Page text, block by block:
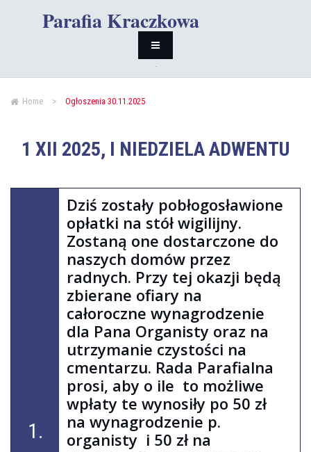
Parafia Kraczkowa
Home > Ogłoszenia 30.11.2025
1 XII 2025, I NIEDZIELA ADWENTU
1.
Dziś zostały pobłogosławione
opłatki na stół wigilijny.
Zostaną one dostarczone do
naszych domów przez
radnych. Przy tej okazji będą
zbierane ofiary na
całoroczne wynagrodzenie
dla Pana Organisty oraz na
utrzymanie czystości na
cmentarzu. Rada Parafialna
prosi, aby o ile to możliwe
wpłaty te wynosiły po 50 zł
na wynagrodzenie p.
organisty i 50 zł na